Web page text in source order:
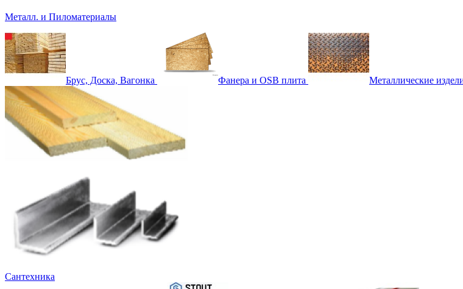
Металл. и Пиломатериалы
Брус, Доска, Вагонка Фанера и OSB плита Металлические
Сантехника